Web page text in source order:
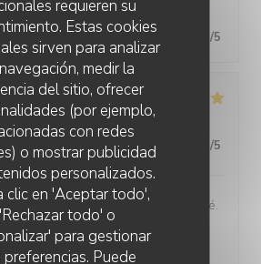
requieren su
Estas cookies
sirven para analizar
medir la
del sitio, ofrecer
(por ejemplo,
con redes
o mostrar publicidad
personalizados.
clic en 'Aceptar todo',
'Rechazar todo' o
para gestionar
preferencias. Puede
- Invitados 4
: 5/5 Menú: 4/5 Calidad / Precio /5
Invitados 4
: 5/5 Menú: 5/5 Calidad / Precio /5
bulle de calme offert par le café.
sont au top et nous avons
agréable moment, une pause
BAV'ART CAFÉ